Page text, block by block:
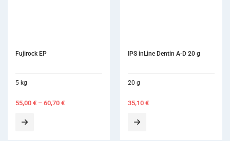
Fujirock EP
5 kg
55,00 € – 60,70 €
IPS inLine Dentin A-D 20 g
20 g
35,10 €